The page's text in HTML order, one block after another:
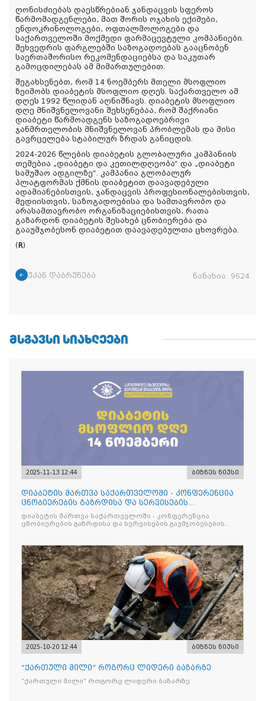
ღონისძიებას დაესწრებიან ჯანდაცვის სფეროს
წარმომადგენლები, მათ შორის ოჯახის ექიმები,
ენდოკრინოლოგები, ოფთალმოლოგები და
საქართველოში მოქმედი ფარმაცევტული კომპანიები.
შეხვედრის ფარგლებში საზოგადოებას გააცნობენ
საერთაშორისო რეკომენდაციებსა და საკუთარ
გამოცდილებას ამ მიმართულებით.
შეგახსენებთ, რომ 14 ნოემბერს მთელი მსოფლიო
ზეიმობს დიაბეტის მსოფლიო დღეს. საქართველო ამ
დღეს 1992 წლიდან აღნიშნავს. დიაბეტის მსოფლიო
დღე მნიშვნელოვანი შეხსენებაა, რომ შაქრიანი
დიაბეტი წარმოადგენს საზოგადოებრივი
ჯანმრთელობის მნიშვნელოვან პრობლემას და მისი
გავრცელება სტაბილურ ზრდას განიცდის.
2024-2026 წლების დიაბეტის გლობალური კამპანიის
თემებია „დიაბეტი და კეთილდღეობა“ და „დიაბეტი
სამუშაო ადგილზე“. კამპანია გლობალურ
პლატფორმას ქმნის დიაბეტით დაავადებული
ადამიანებისთვის, ჯანდაცვის პროფესიონალებისთვის,
მედიისთვის, საზოგადოებისა და სამთავრობო და
არასამთავრობო ორგანიზაციებისთვის, რათა
გაზარდონ დიაბეტის შესახებ ცნობიერება და
გააუმჯობესონ დიაბეტით დაავადებულთა ცხოვრება.
( R)
უკან დაბრუნება ნანახია: 9624
ᲛᲡᲒᲐᲕᲡᲘ ᲡᲘᲐᲮᲚᲔᲔᲑᲘ
2025-11-13 12:44 ბიზნეს ნიუსი
დიაბეტის მართვა საქართველოში - კონფერენცია
ცნობიერების გაზრდისა და სერვისების
გაუმჯობესების მიზნით
დიაბეტის მართვა საქართველოში - კონფერენცია
ცნობიერების გაზრდისა და სერვისების გაუმჯობესების
2025-10-20 12:44 ბიზნეს ნიუსი
“ქართული მილი” როგორც ლიდერი ბაზარზე
“ქართული მილი” როგორც ლიდერი ბაზარზე